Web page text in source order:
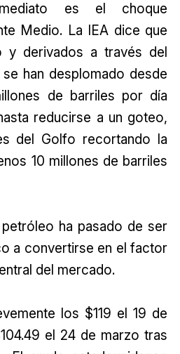
es el choque
Medio. La IEA dice que
y derivados a través del
han desplomado desde
de barriles por día
reducirse a un goteo,
del Golfo recortando la
10 millones de barriles
ha pasado de ser
a convertirse en el factor
del mercado.
los $119 el 19 de
el 24 de marzo tras